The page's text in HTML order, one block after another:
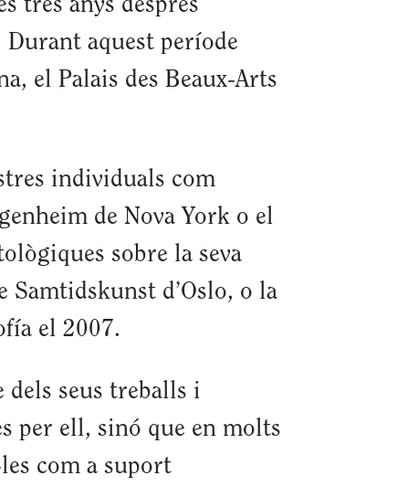
tres anys després
aquest període
el Palais des Beaux-Arts
individuals com
de Nova York o el
sobre la seva
Samtidskunst d’Oslo, o la
el 2007.
dels seus treballs i
per ell, sinó que en molts
com a suport